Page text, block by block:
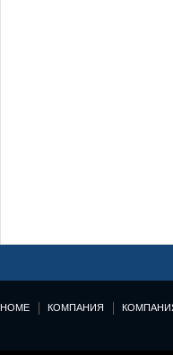
HOME КОМПАНИЯ